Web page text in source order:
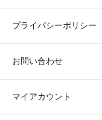
プライバシーポリシー
お問い合わせ
マイアカウント